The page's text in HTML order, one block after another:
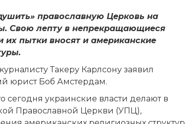
православную Церковь на
Свою лепту в непрекращающиеся
их пытки вносят и американские
Такеру Карлсону заявил
юрист Боб Амстердам.
сегодня украинские власти делают в
Православной Церкви (УПЦ),